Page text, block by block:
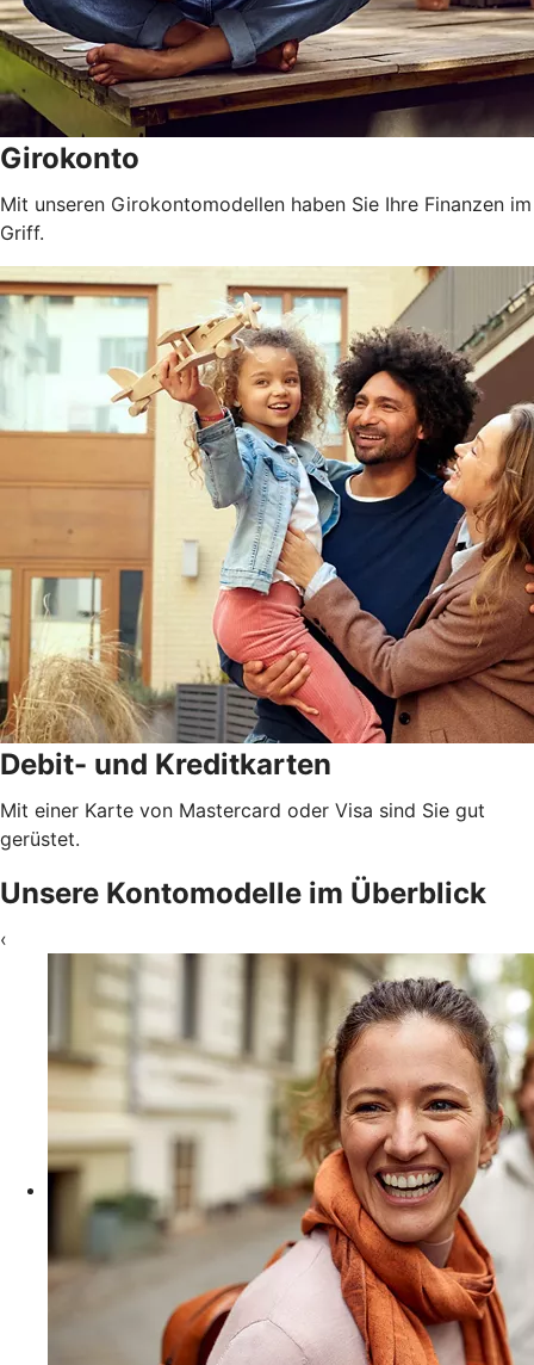
Girokonto
Mit unseren Girokontomodellen haben Sie Ihre Finanzen im
Griff.
Debit- und Kreditkarten
Mit einer Karte von Mastercard oder Visa sind Sie gut
gerüstet.
Unsere Kontomodelle im Überblick
‹